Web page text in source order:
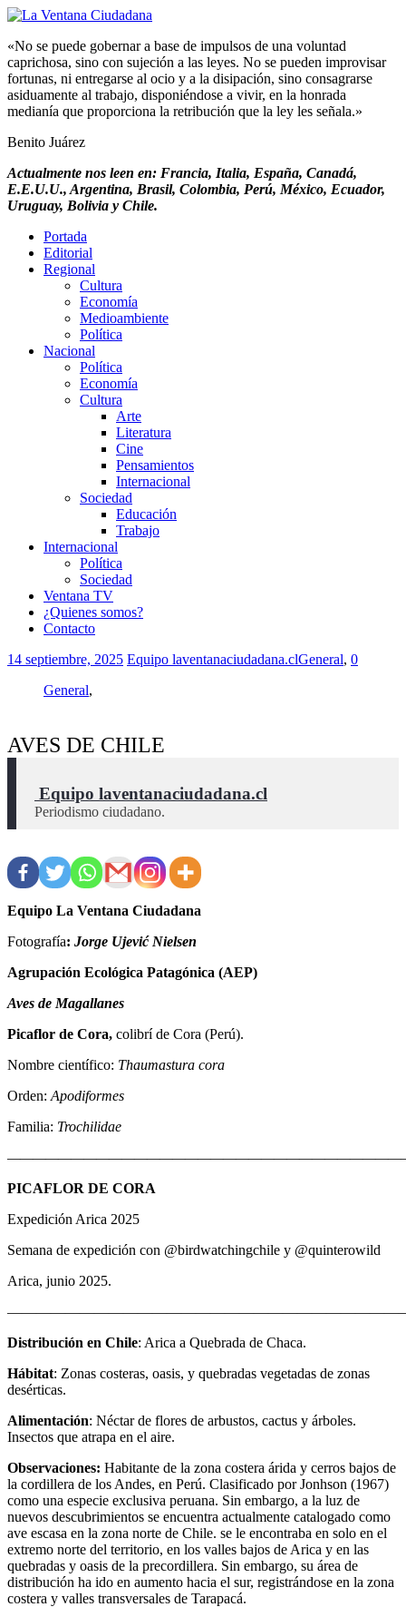
«No se puede gobernar a base de impulsos de una voluntad
caprichosa, sino con sujeción a las leyes. No se pueden improvisar
fortunas, ni entregarse al ocio y a la disipación, sino consagrarse
asiduamente al trabajo, disponiéndose a vivir, en la honrada
medianía que proporciona la retribución que la ley les señala.»
Benito Juárez
Actualmente nos leen en: Francia, Italia, España, Canadá,
E.E.U.U., Argentina, Brasil, Colombia, Perú, México, Ecuador,
Uruguay, Bolivia y Chile.
Portada
Editorial
Regional
Cultura
Economía
Medioambiente
Política
Nacional
Política
Economía
Cultura
Arte
Literatura
Cine
Pensamientos
Internacional
Sociedad
Educación
Trabajo
Internacional
Política
Sociedad
Ventana TV
¿Quienes somos?
Contacto
14 septiembre, 2025 Equipo laventanaciudadana.clGeneral, 0
General,
AVES DE CHILE
Equipo laventanaciudadana.cl
Periodismo ciudadano.
Equipo La Ventana Ciudadana
Fotografía: Jorge Ujević Nielsen
Agrupación Ecológica Patagónica (AEP)
Aves de Magallanes
Picaflor de Cora, colibrí de Cora (Perú).
Nombre científico: Thaumastura cora
Orden: Apodiformes
Familia: Trochilidae
PICAFLOR DE CORA
Expedición Arica 2025
Semana de expedición con @birdwatchingchile y @quinterowild
Arica, junio 2025.
Distribución en Chile: Arica a Quebrada de Chaca.
Hábitat: Zonas costeras, oasis, y quebradas vegetadas de zonas
desérticas.
Alimentación: Néctar de flores de arbustos, cactus y árboles.
Insectos que atrapa en el aire.
Observaciones: Habitante de la zona costera árida y cerros bajos de
la cordillera de los Andes, en Perú. Clasificado por Jonhson (1967)
como una especie exclusiva peruana. Sin embargo, a la luz de
nuevos descubrimientos se encuentra actualmente catalogado como
ave escasa en la zona norte de Chile. se le encontraba en solo en el
extremo norte del territorio, en los valles bajos de Arica y en las
quebradas y oasis de la precordillera. Sin embargo, su área de
distribución ha ido en aumento hacia el sur, registrándose en la zona
costera y valles transversales de Tarapacá.